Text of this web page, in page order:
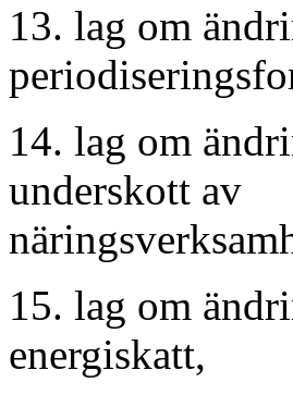
13. lag om
14. lag om
underskott av
15. lag om
energiskatt,